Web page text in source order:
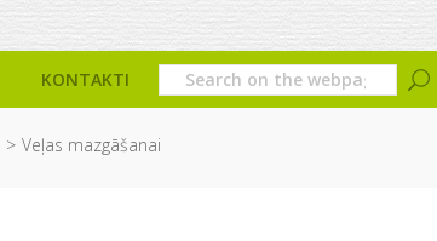
KONTAKTI
Veļas mazgāšanai